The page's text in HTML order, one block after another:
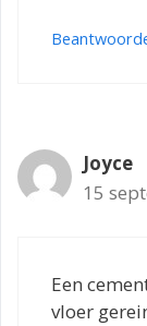
Joyce
15
Een
vloer